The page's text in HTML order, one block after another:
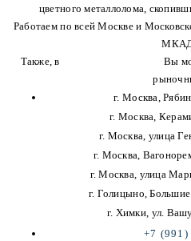
цветного металлолома,
Работаем по всей Москве и
Также, в
Вы
г. Москва,
г. Москва,
г. Москва, улица
г. Москва,
г. Москва, улица
г. Голицыно,
г. Химки, ул.
+7 (991)